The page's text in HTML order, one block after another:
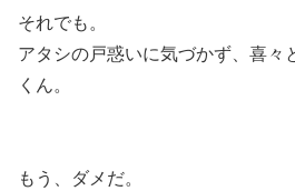
それでも。
アタシの戸惑いに気づかず、喜々
くん。
もう、ダメだ。